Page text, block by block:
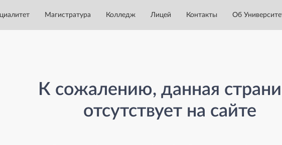
Магистратура Колледж Лицей Контакты Об
К сожалению, данная
отсутствует на сайте